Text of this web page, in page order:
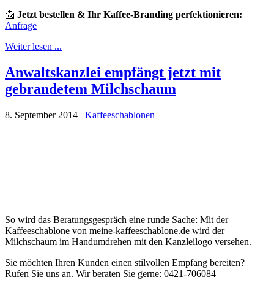
📩 Jetzt bestellen & Ihr Kaffee-Branding perfektionieren:
Anfrage
Weiter lesen ...
Anwaltskanzlei empfängt jetzt mit
gebrandetem Milchschaum
8. September 2014 Kaffeeschablonen
So wird das Beratungsgespräch eine runde Sache: Mit der
Kaffeeschablone von meine-kaffeeschablone.de wird der
Milchschaum im Handumdrehen mit den Kanzleilogo versehen.
Sie möchten Ihren Kunden einen stilvollen Empfang bereiten?
Rufen Sie uns an. Wir beraten Sie gerne: 0421-706084